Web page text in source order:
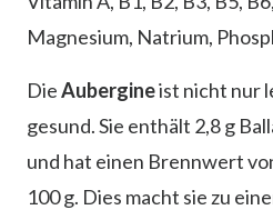
Magnesium, Natrium,
DieAubergineist nicht nur
gesund. Sie enthält 2,8 g
und hat einen Brennwert
100 g. Dies macht sie zu